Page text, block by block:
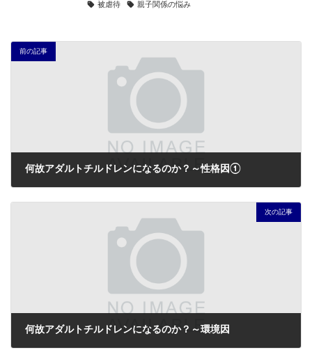
被虐待
親子関係の悩み
前の記事
何故アダルトチルドレンになるのか？～性格因①
次の記事
何故アダルトチルドレンになるのか？～環境因